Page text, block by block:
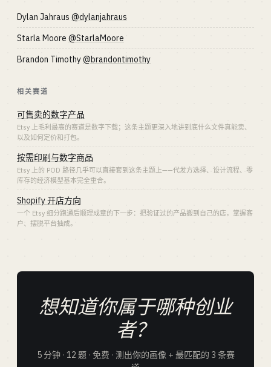
Dylan Jahraus @dylanjahraus
Starla Moore @StarlaMoore
Brandon Timothy@brandontimothy
相关赛道
可售卖的数字产品
Etsy 上毛利最高的赛道是数字下载；这条主题更深入地讲到底什么文件真能卖、
以及如何定价和打包。
按需印刷与数字商品
Etsy 上的 POD 路径几乎可以直接套到这条主题上——代发方选择、设计流程、零
库存的经济模型基本完全重合。
Shopify 开店方向
一个 Etsy 细分跑通后顺理成章的下一步：把验证过的产品搬到自己的店，掌握客
户、摆脱平台抽成。
想知道你属于哪种创业
者？
5 分钟 · 12 题 · 免费 · 测出你的画像 + 最匹配的 3 条赛